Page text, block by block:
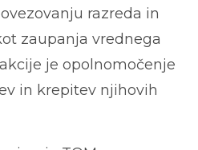
razreda in
zaupanja vrednega
je opolnomočenje
in krepitev njihovih